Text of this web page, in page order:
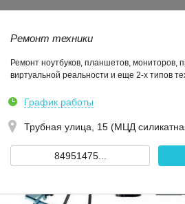
Ремонт техники
Ремонт ноутбуков, планшетов, мониторов,
виртуальной реальности и еще 2-х типов
График работы
Трубная улица, 15 (МЦД
84951475...